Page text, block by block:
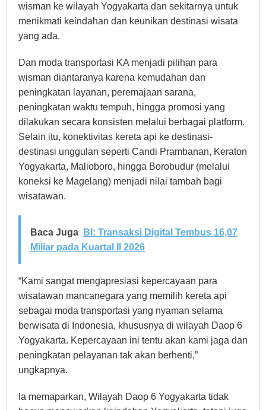
wisman ke wilayah Yogyakarta dan sekitarnya untuk
menikmati keindahan dan keunikan destinasi wisata
yang ada.
Dan moda transportasi KA menjadi pilihan para
wisman diantaranya karena kemudahan dan
peningkatan layanan, peremajaan sarana,
peningkatan waktu tempuh, hingga promosi yang
dilakukan secara konsisten melalui berbagai platform.
Selain itu, konektivitas kereta api ke destinasi-
destinasi unggulan seperti Candi Prambanan, Keraton
Yogyakarta, Malioboro, hingga Borobudur (melalui
koneksi ke Magelang) menjadi nilai tambah bagi
wisatawan.
Baca Juga
BI: Transaksi Digital Tembus 16,07
Miliar pada Kuartal II 2026
“Kami sangat mengapresiasi kepercayaan para
wisatawan mancanegara yang memilih kereta api
sebagai moda transportasi yang nyaman selama
berwisata di Indonesia, khususnya di wilayah Daop 6
Yogyakarta. Kepercayaan ini tentu akan kami jaga dan
peningkatan pelayanan tak akan berhenti,”
ungkapnya.
Ia memaparkan, Wilayah Daop 6 Yogyakarta tidak